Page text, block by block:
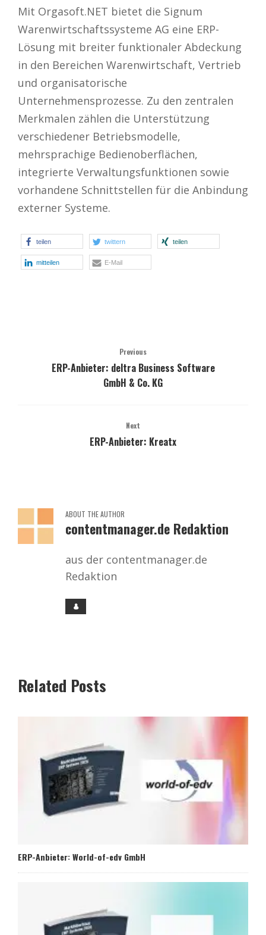
Mit Orgasoft.NET bietet die Signum
Warenwirtschaftssysteme AG eine ERP-
Lösung mit breiter funktionaler Abdeckung
in den Bereichen Warenwirtschaft, Vertrieb
und organisatorische
Unternehmensprozesse. Zu den zentralen
Merkmalen zählen die Unterstützung
verschiedener Betriebsmodelle,
mehrsprachige Bedienoberflächen,
integrierte Verwaltungsfunktionen sowie
vorhandene Schnittstellen für die Anbindung
externer Systeme.
teilen twittern teilen
mitteilen E-Mail
Previous
ERP-Anbieter: deltra Business Software
GmbH & Co. KG
Next
ERP-Anbieter: Kreatx
ABOUT THE AUTHOR
contentmanager.de Redaktion
aus der contentmanager.de
Redaktion
Related Posts
ERP-Anbieter: World-of-edv GmbH